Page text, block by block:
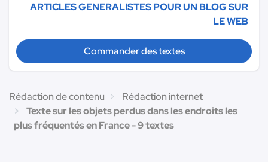
ARTICLES GENERALISTES POUR UN BLOG SUR
LE WEB
Commander des textes
Rédaction de contenu
Rédaction internet
Texte sur les objets perdus dans les endroits les
plus fréquentés en France - 9 textes